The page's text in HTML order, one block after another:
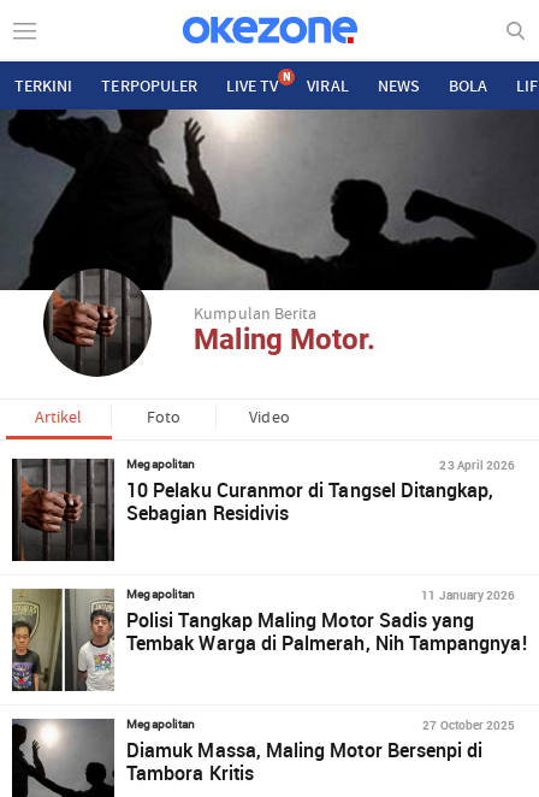
TERKINI TERPOPULER LIVE TV N VIRAL NEWS BOLA
Kumpulan Berita
Maling Motor.
Artikel Foto Video
Megapolitan 23 April 2026
10 Pelaku Curanmor di Tangsel Ditangkap,
Sebagian Residivis
Megapolitan 11 January 2026
Polisi Tangkap Maling Motor Sadis yang
Tembak Warga di Palmerah, Nih Tampangnya!
Megapolitan 27 October 2025
Diamuk Massa, Maling Motor Bersenpi di
Tambora Kritis